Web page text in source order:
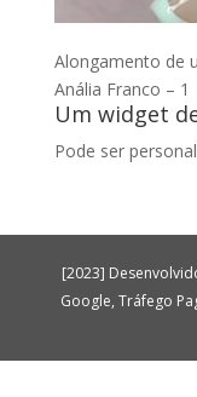
Alongamento de
Anália Franco – 1
Um widget
Pode ser
[2023]
Google, Tráfego